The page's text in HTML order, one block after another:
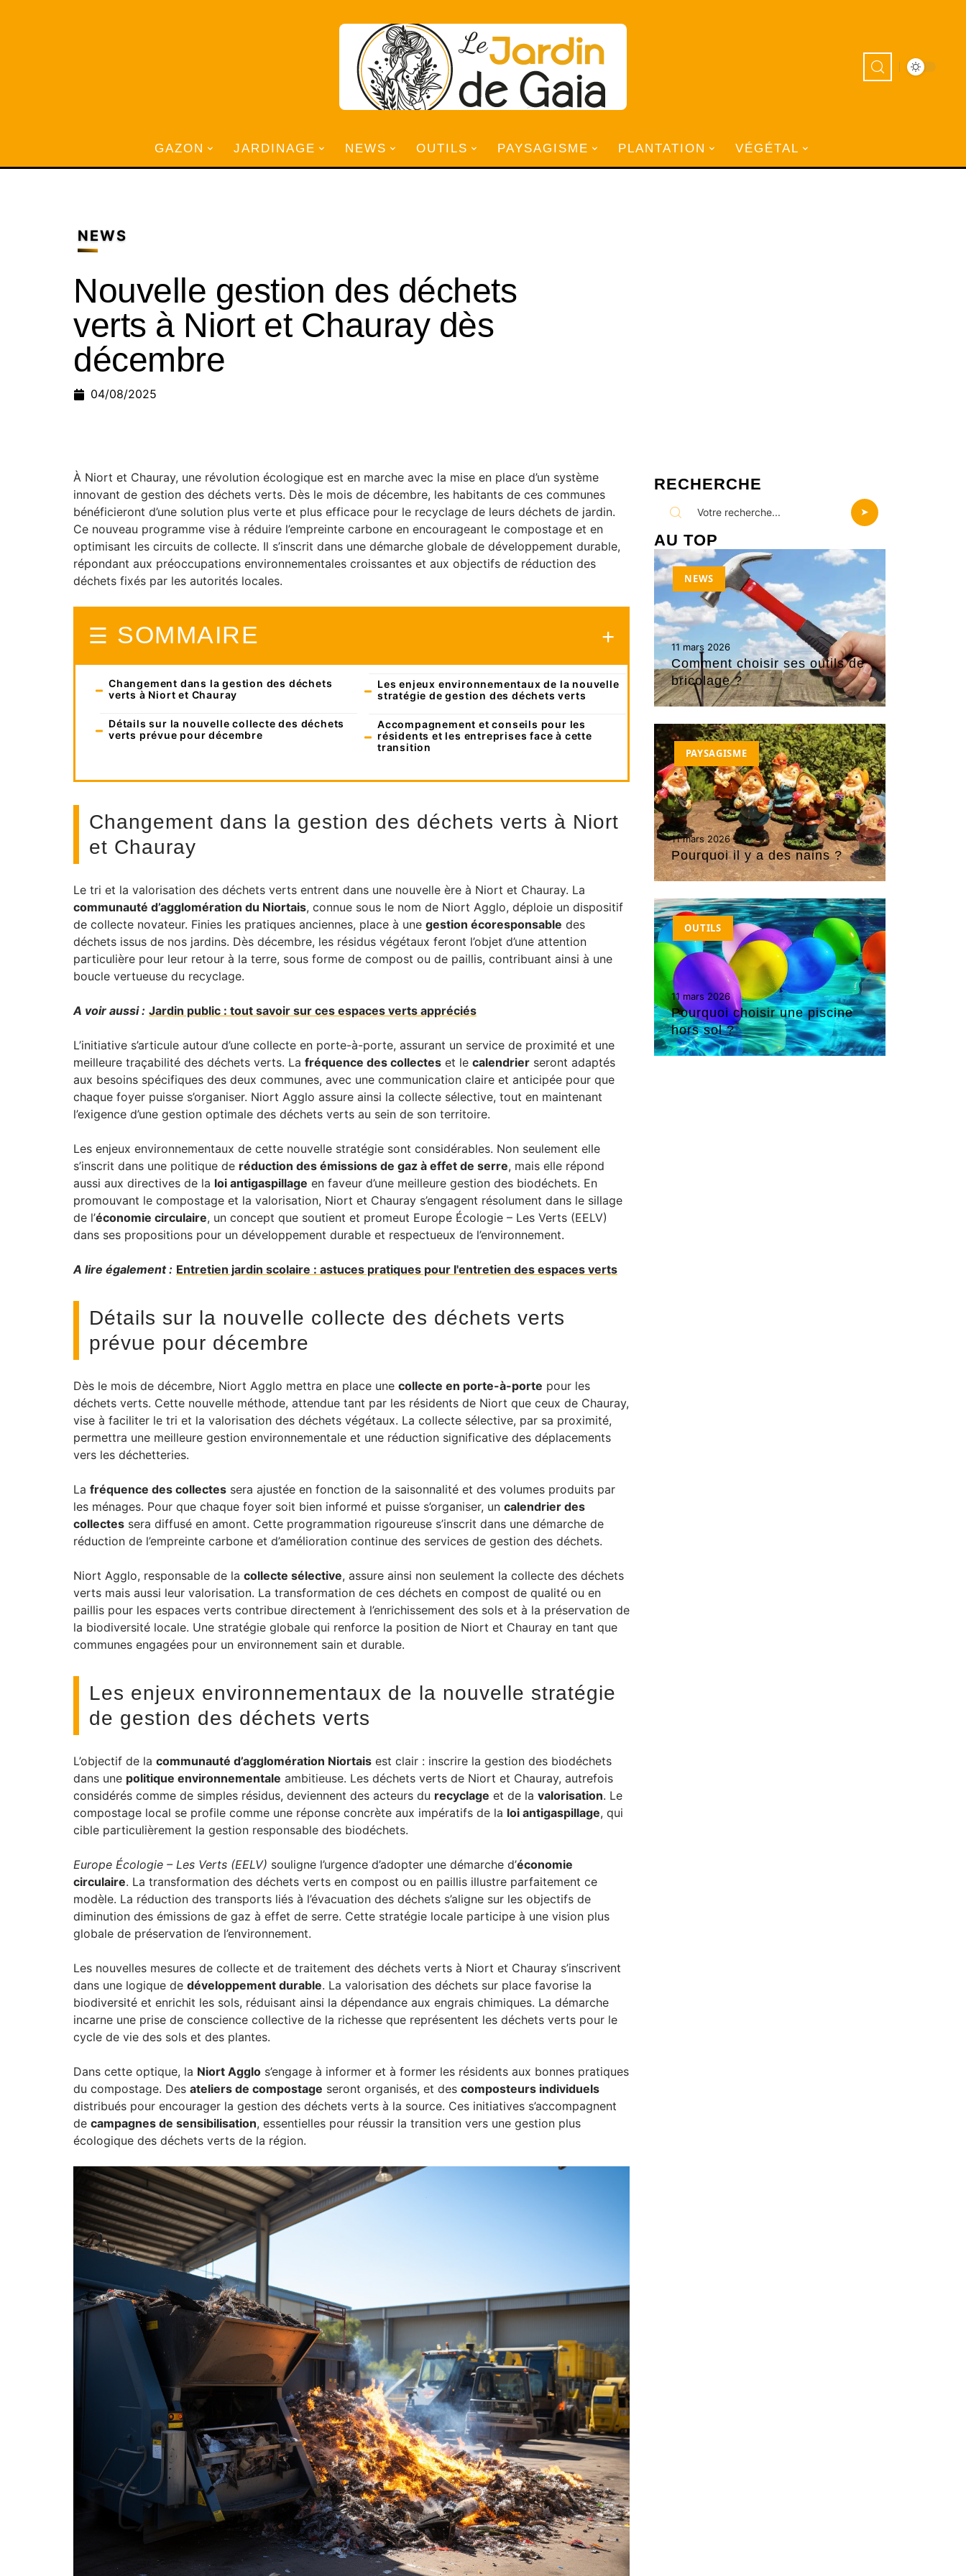
GAZON JARDINAGE NEWS OUTILS PAYSAGISME PLANTATION VÉGÉTAL
NEWS
Nouvelle gestion des déchets
verts à Niort et Chauray dès
décembre
04/08/2025
À Niort et Chauray, une révolution écologique est en marche avec la mise en place d’un système
innovant de gestion des déchets verts. Dès le mois de décembre, les habitants de ces communes
bénéficieront d’une solution plus verte et plus efficace pour le recyclage de leurs déchets de jardin.
Ce nouveau programme vise à réduire l’empreinte carbone en encourageant le compostage et en
optimisant les circuits de collecte. Il s’inscrit dans une démarche globale de développement durable,
répondant aux préoccupations environnementales croissantes et aux objectifs de réduction des
déchets fixés par les autorités locales.
SOMMAIRE
Changement dans la gestion des déchets
verts à Niort et Chauray
Détails sur la nouvelle collecte des déchets
verts prévue pour décembre
Les enjeux environnementaux de la nouvelle
stratégie de gestion des déchets verts
Accompagnement et conseils pour les
résidents et les entreprises face à cette
transition
Changement dans la gestion des déchets verts à Niort
et Chauray
Le tri et la valorisation des déchets verts entrent dans une nouvelle ère à Niort et Chauray. La
communauté d’agglomération du Niortais, connue sous le nom de Niort Agglo, déploie un dispositif
de collecte novateur. Finies les pratiques anciennes, place à une gestion écoresponsable des
déchets issus de nos jardins. Dès décembre, les résidus végétaux feront l’objet d’une attention
particulière pour leur retour à la terre, sous forme de compost ou de paillis, contribuant ainsi à une
boucle vertueuse du recyclage.
A voir aussi : Jardin public : tout savoir sur ces espaces verts appréciés
L’initiative s’articule autour d’une collecte en porte-à-porte, assurant un service de proximité et une
meilleure traçabilité des déchets verts. La fréquence des collectes et le calendrier seront adaptés
aux besoins spécifiques des deux communes, avec une communication claire et anticipée pour que
chaque foyer puisse s’organiser. Niort Agglo assure ainsi la collecte sélective, tout en maintenant
l’exigence d’une gestion optimale des déchets verts au sein de son territoire.
Les enjeux environnementaux de cette nouvelle stratégie sont considérables. Non seulement elle
s’inscrit dans une politique de réduction des émissions de gaz à effet de serre, mais elle répond
aussi aux directives de la loi antigaspillage en faveur d’une meilleure gestion des biodéchets. En
promouvant le compostage et la valorisation, Niort et Chauray s’engagent résolument dans le sillage
de l’économie circulaire, un concept que soutient et promeut Europe Écologie – Les Verts (EELV)
dans ses propositions pour un développement durable et respectueux de l’environnement.
A lire également : Entretien jardin scolaire : astuces pratiques pour l'entretien des espaces verts
Détails sur la nouvelle collecte des déchets verts
prévue pour décembre
Dès le mois de décembre, Niort Agglo mettra en place une collecte en porte-à-porte pour les
déchets verts. Cette nouvelle méthode, attendue tant par les résidents de Niort que ceux de Chauray,
vise à faciliter le tri et la valorisation des déchets végétaux. La collecte sélective, par sa proximité,
permettra une meilleure gestion environnementale et une réduction significative des déplacements
vers les déchetteries.
La fréquence des collectes sera ajustée en fonction de la saisonnalité et des volumes produits par
les ménages. Pour que chaque foyer soit bien informé et puisse s’organiser, un calendrier des
collectes sera diffusé en amont. Cette programmation rigoureuse s’inscrit dans une démarche de
réduction de l’empreinte carbone et d’amélioration continue des services de gestion des déchets.
Niort Agglo, responsable de la collecte sélective, assure ainsi non seulement la collecte des déchets
verts mais aussi leur valorisation. La transformation de ces déchets en compost de qualité ou en
paillis pour les espaces verts contribue directement à l’enrichissement des sols et à la préservation de
la biodiversité locale. Une stratégie globale qui renforce la position de Niort et Chauray en tant que
communes engagées pour un environnement sain et durable.
Les enjeux environnementaux de la nouvelle stratégie
de gestion des déchets verts
L’objectif de la communauté d’agglomération Niortais est clair : inscrire la gestion des biodéchets
dans une politique environnementale ambitieuse. Les déchets verts de Niort et Chauray, autrefois
considérés comme de simples résidus, deviennent des acteurs du recyclage et de la valorisation. Le
compostage local se profile comme une réponse concrète aux impératifs de la loi antigaspillage, qui
cible particulièrement la gestion responsable des biodéchets.
Europe Écologie – Les Verts (EELV) souligne l’urgence d’adopter une démarche d’économie
circulaire. La transformation des déchets verts en compost ou en paillis illustre parfaitement ce
modèle. La réduction des transports liés à l’évacuation des déchets s’aligne sur les objectifs de
diminution des émissions de gaz à effet de serre. Cette stratégie locale participe à une vision plus
globale de préservation de l’environnement.
Les nouvelles mesures de collecte et de traitement des déchets verts à Niort et Chauray s’inscrivent
dans une logique de développement durable. La valorisation des déchets sur place favorise la
biodiversité et enrichit les sols, réduisant ainsi la dépendance aux engrais chimiques. La démarche
incarne une prise de conscience collective de la richesse que représentent les déchets verts pour le
cycle de vie des sols et des plantes.
Dans cette optique, la Niort Agglo s’engage à informer et à former les résidents aux bonnes pratiques
du compostage. Des ateliers de compostage seront organisés, et des composteurs individuels
distribués pour encourager la gestion des déchets verts à la source. Ces initiatives s’accompagnent
de campagnes de sensibilisation, essentielles pour réussir la transition vers une gestion plus
écologique des déchets verts de la région.
RECHERCHE
AU TOP
NEWS
11 mars 2026
Comment choisir ses outils de
bricolage ?
PAYSAGISME
11 mars 2026
Pourquoi il y a des nains ?
OUTILS
11 mars 2026
Pourquoi choisir une piscine
hors sol ?